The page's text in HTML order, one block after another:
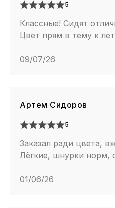
5
Классные! Сидят
Цвет прям в тему к
09/07/26
Артем Сидоров
5
Заказал ради цвета,
Лёгкие, шнурки норм,
01/06/26